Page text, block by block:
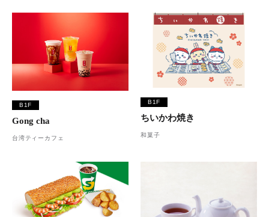
B1F
Gong cha
台湾ティーカフェ
B1F
ちいかわ焼き
和菓子